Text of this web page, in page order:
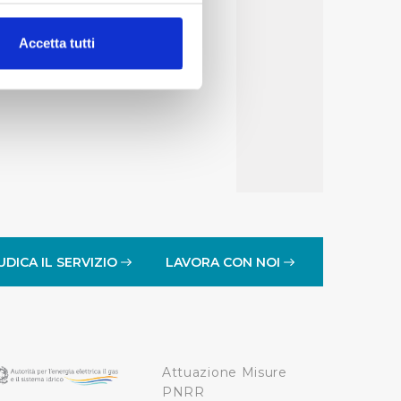
(impronte
che l’Utente ha fornito
i singoli cookie
Accetta tutti
IL SERVIZIO LAVORA CON NOI
Attuazione Misure
PNRR